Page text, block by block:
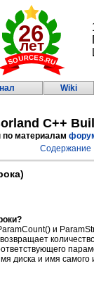
Wiki
C++
по материалам
Содержание
и
диска и имя